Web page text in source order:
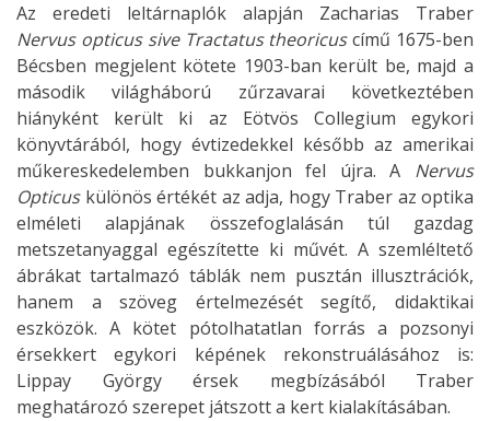
Az eredeti leltárnaplók alapján Zacharias Traber
Nervus opticus sive Tractatus theoricuscímű 1675-ben
Bécsben megjelent kötete 1903-ban került be, majd a
második világháború zűrzavarai következtében
hiányként került ki az Eötvös Collegium egykori
könyvtárából, hogy évtizedekkel később az amerikai
műkereskedelemben bukkanjon fel újra. A Nervus
Opticuskülönös értékét az adja, hogy Traber az optika
elméleti alapjának összefoglalásán túl gazdag
metszetanyaggal egészítette ki művét. A szemléltető
ábrákat tartalmazó táblák nem pusztán illusztrációk,
hanem a szöveg értelmezését segítő, didaktikai
eszközök. A kötet pótolhatatlan forrás a pozsonyi
érsekkert egykori képének rekonstruálásához is:
Lippay György érsek megbízásából Traber
meghatározó szerepet játszott a kert kialakításában.